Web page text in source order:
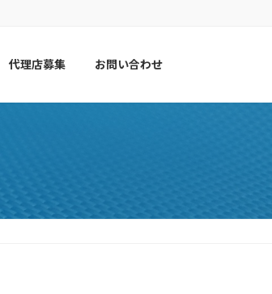
代理店募集 お問い合わせ